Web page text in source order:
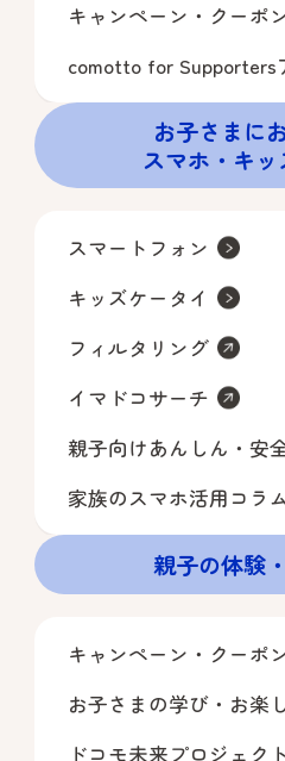
回までご応募になれま
※同一の対象月におい
る複数回の応募が発
果にかかわらずすべ
合がありますのでご注
ける方。
※キャンペーンにエン
たお客さまはメール配
なお、応募終了時点に
当する方は当選確率が
・ドコモの料金プラン
たは「ドコモ ポイ活
■特典内容
キャンペーンにエン
キャンペーン・クーポ
comotto for Supporters
お子さまに
スマホ・キッ
スマートフォン
キッズケータイ
フィルタリング
イマドコサーチ
親子向けあんしん・安
家族のスマホ活用コラ
親子の体験
キャンペーン・クーポ
お子さまの学び・お楽
ドコモ未来プロジェクト